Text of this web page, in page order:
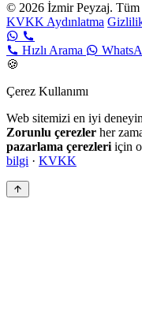
© 2026 İzmir Peyzaj. Tüm
KVKK Aydınlatma
Hızlı Arama
🍪
Çerez Kullanımı
Web sitemizi en iyi
Zorunlu çerezler her
pazarlama çerezleri için
bilgi · KVKK